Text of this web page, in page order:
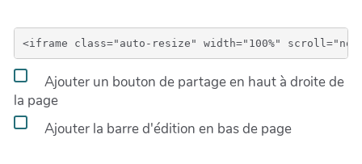
Ajouter un bouton de partage en haut à droite de
la page
Ajouter la barre d'édition en bas de page